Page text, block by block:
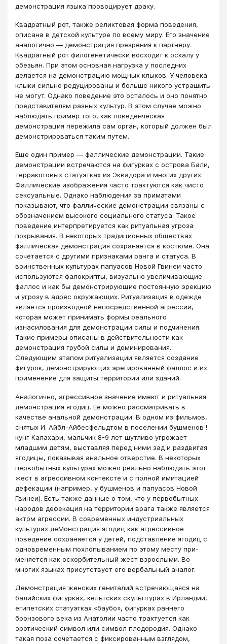
демонстрация языка провоцирует драку.
Квадратный рот, также реликтовая форма поведения,
описана в детской культуре по всему миру. Его значение
аналогично — демонстрация презрения к партнеру.
Квадратный рот филогенетически восходит к оскалу у
обезьян. При этом основная нагрузка у последних
делается на демонстрацию мощных клыков. У человека
клыки сильно редуцированы и больше никого устрашить
не могут. Однако поведение это осталось и оно понятно
представителям разных культур. В этом случае можно
наблюдать пример того, как поведенческая
демонстрация пережила сам орган, который должен был
демонстрироваться таким путем.
Еще один пример — фаллические демонстрации. Такие
демонстрации встречаются на фигурках с острова Бали,
терракотовых статуэтках из Эквадора и многих других.
Фаллические изображения часто трактуются как чисто
сексуальные. Однако наблюдения за приматами
показывают, что фаллические демонстрации связаны с
обозначением высокого социального статуса. Такое
поведение интерпретируется как ритуальная угроза
покрывания. В некоторых традиционных обществах
фаллическая демонстрация сохраняется в костюме. Она
сочетается с другими признаками ранга и статуса. В
воинственных культурах папуасов Новой Гвинеи часто
используются фалокрипты, визуально увеличивающие
фаллос и как бы демонстрирующие постоянную эрекцию
и угрозу в адрес окружающих. Ритуализация в одежде
является производной непосредственной агрессии,
которая может принимать формы реального
изнасилования для демонстрации силы и подчинения.
Такие примеры описаны в действительности как
демонстрация грубой силы и доминирования.
Следующим этапом ритуализации является создание
фигурок, демонстрирующих эрегированный фаллос и их
применение для защиты территории или зданий.
Аналогично, агрессивное значение имеют и ритуальная
демонстрация ягодиц. Ее можно рассматривать в
качестве анальной демонстрации. В одном из фильмов,
снятых И. Айбл-Айбесфельдтом в поселении бушменов !
кунг Калахари, мальчик 8-9 лет шутливо угрожает
младшим детям, выставляя перед ними зад и раздвигая
ягодицы, показывая анальное отверстие. В некоторых
первобытных культурах можно реально наблюдать этот
жест в агрессивном контексте и с полной имитацией
дефекации (например, у бушменов и папуасов Новой
Гвинеи). Есть также данные о том, что у первобытных
народов дефекация на территории врага также является
актом агрессии. В современных индустриальных
культyрах деМонстрация ягодиц как агрессивное
поведение сохраняется у детей, подставление ягодиц с
одновременным похлопыванием по этому месту при­
меняется как оскорбительный жест взрослыми. Во
многих языках присутствует его вербальный аналог.
Демонстрация женских гениталий встречающаяся на
балийских фигурках, кельтских скульптурах в Ирландии,
египетских статуэтках «баубо», фигурках раннего
бронзового века из Анатолии часто трактуется как
эротический символ или символ плодородия. Однако
такая поза сочетается с фиксированным взглядом,